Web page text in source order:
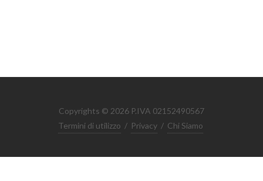
Copyrights © 2026 P.IVA 02152490567
Termini di utilizzo / Privacy / Chi Siamo